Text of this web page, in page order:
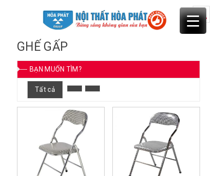
GHẾ GẤP
BẠN MUỐN TÌM?
Tất cả